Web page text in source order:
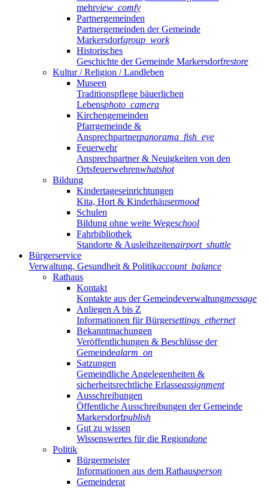
mehrview_comfy
Partnergemeinden
Partnergemeinden der Gemeinde
Markersdorfgroup_work
Historisches
Geschichte der Gemeinde Markersdorfrestore
Kultur / Religion / Landleben
Museen
Traditionspflege bäuerlichen
Lebensphoto_camera
Kirchengemeinden
Pfarrgemeinde &
Ansprechpartnerpanorama_fish_eye
Feuerwehr
Ansprechpartner & Neuigkeiten von den
Ortsfeuerwehrenwhatshot
Bildung
Kindertageseinrichtungen
Kita, Hort & Kinderhäusermood
Schulen
Bildung ohne weite Wegeschool
Fahrbibliothek
Standorte & Ausleihzeitenairport_shuttle
Bürgerservice
Verwaltung, Gesundheit & Politikaccount_balance
Rathaus
Kontakt
Kontakte aus der Gemeindeverwaltungmessage
Anliegen A bis Z
Informationen für Bürgersettings_ethernet
Bekanntmachungen
Veröffentlichungen & Beschlüsse der
Gemeindealarm_on
Satzungen
Gemeindliche Angelegenheiten &
sicherheitsrechtliche Erlasseassignment
Ausschreibungen
Öffentliche Ausschreibungen der Gemeinde
Markersdorfpublish
Gut zu wissen
Wissenswertes für die Regiondone
Politik
Bürgermeister
Informationen aus dem Rathausperson
Gemeinderat